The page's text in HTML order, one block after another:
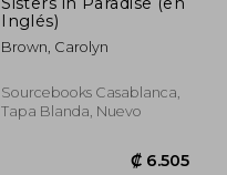
Inglés)
Brown, Carolyn
Sourcebooks Casablanca,
Tapa Blanda, Nuevo